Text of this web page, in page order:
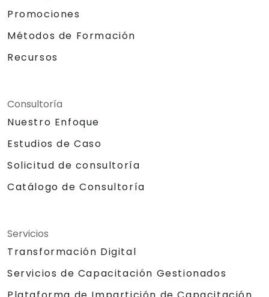
Promociones
Métodos de Formación
Recursos
Consultoría
Nuestro Enfoque
Estudios de Caso
Solicitud de consultoría
Catálogo de Consultoría
Servicios
Transformación Digital
Servicios de Capacitación Gestionados